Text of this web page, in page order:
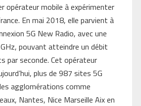
opérateur mobile à expérimenter
En mai 2018, elle parvient à
5G New Radio, avec une
pouvant atteindre un débit
par seconde. Cet opérateur
plus de 987 sites 5G
agglomérations comme
Nantes, Nice Marseille Aix en